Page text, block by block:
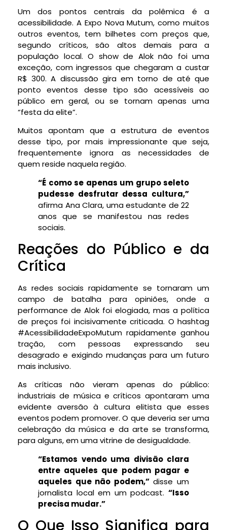
Um dos pontos centrais da polêmica é a
acessibilidade. A Expo Nova Mutum, como muitos
outros eventos, tem bilhetes com preços que,
segundo críticos, são altos demais para a
população local. O show de Alok não foi uma
exceção, com ingressos que chegaram a custar
R$ 300. A discussão gira em torno de até que
ponto eventos desse tipo são acessíveis ao
público em geral, ou se tornam apenas uma
“festa da elite”.
Muitos apontam que a estrutura de eventos
desse tipo, por mais impressionante que seja,
frequentemente ignora as necessidades de
quem reside naquela região.
“É como se apenas um grupo seleto
pudesse desfrutar dessa cultura,”
afirma Ana Clara, uma estudante de 22
anos que se manifestou nas redes
sociais.
Reações do Público e da
Crítica
As redes sociais rapidamente se tornaram um
campo de batalha para opiniões, onde a
performance de Alok foi elogiada, mas a política
de preços foi incisivamente criticada. O hashtag
#AcessibilidadeExpoMutum rapidamente ganhou
tração, com pessoas expressando seu
desagrado e exigindo mudanças para um futuro
mais inclusivo.
As críticas não vieram apenas do público:
industriais de música e críticos apontaram uma
evidente aversão à cultura elitista que esses
eventos podem promover. O que deveria ser uma
celebração da música e da arte se transforma,
para alguns, em uma vitrine de desigualdade.
“Estamos vendo uma divisão clara
entre aqueles que podem pagar e
aqueles que não podem,”disse um
jornalista local em um podcast. “Isso
precisa mudar.”
O Que Isso Significa para